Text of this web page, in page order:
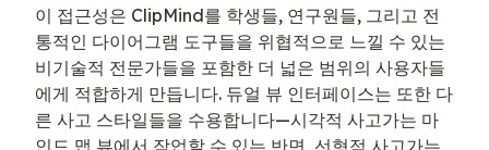
이 접근성은 ClipMind를 학생들, 연구원들, 그리고 전
통적인 다이어그램 도구들을 위협적으로 느낄 수 있는
비기술적 전문가들을 포함한 더 넓은 범위의 사용자들
에게 적합하게 만듭니다. 듀얼 뷰 인터페이스는 또한 다
른 사고 스타일들을 수용합니다—시각적 사고가는 마